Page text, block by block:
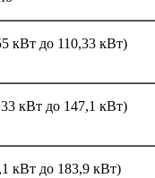
кВт до 110,33 кВт)
кВт до 147,1 кВт)
кВт до 183,9 кВт)